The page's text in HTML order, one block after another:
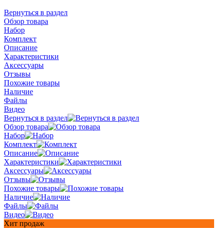
Вернуться в раздел
Обзор товара
Набор
Комплект
Описание
Характеристики
Аксессуары
Отзывы
Похожие товары
Наличие
Файлы
Видео
Вернуться в раздел
Обзор товара
Набор
Комплект
Описание
Характеристики
Аксессуары
Отзывы
Похожие товары
Наличие
Файлы
Видео
Хит продаж